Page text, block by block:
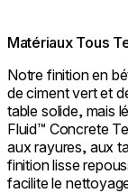
Matériaux Tous
Notre finition en
de ciment vert et
table solide, mais
Fluid™ Concrete
aux rayures, aux
finition lisse
facilite le